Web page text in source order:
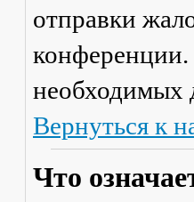
отправки
конференции.
необходимых
Вернуться к
Что